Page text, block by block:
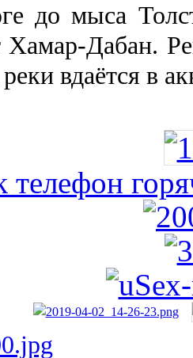
до мыса
Хамар-Дабан.
реки вда­ётся в